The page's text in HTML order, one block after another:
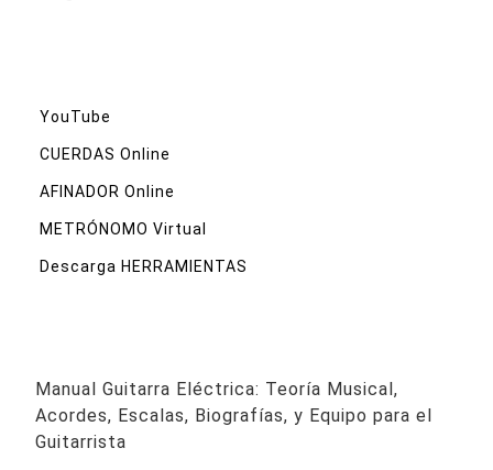
YouTube
CUERDAS Online
AFINADOR Online
METRÓNOMO Virtual
Descarga HERRAMIENTAS
Manual Guitarra Eléctrica: Teoría Musical,
Acordes, Escalas, Biografías, y Equipo para el
Guitarrista